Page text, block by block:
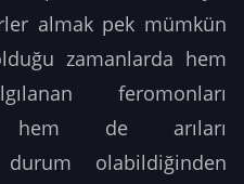
almak pek mümkün
zamanlarda hem
feromonları
hem de arıları
olabildiğinden